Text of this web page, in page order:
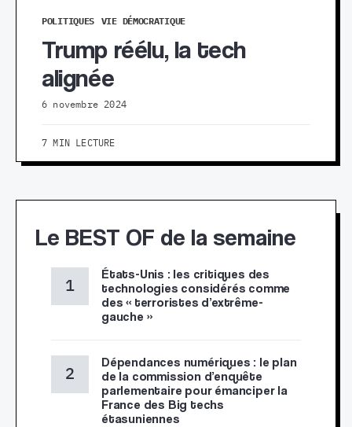
POLITIQUES VIE DÉMOCRATIQUE
Trump réélu, la tech
alignée
6 novembre 2024
7 MIN LECTURE
Le BEST OF de la semaine
États-Unis : les critiques des
technologies considérés comme
des « terroristes d’extrême-
gauche »
Dépendances numériques : le plan
de la commission d’enquête
parlementaire pour émanciper la
France des Big techs
étasuniennes